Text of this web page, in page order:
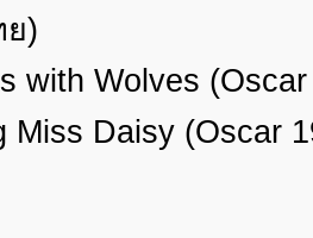
)
with Wolves
Miss Daisy (Oscar